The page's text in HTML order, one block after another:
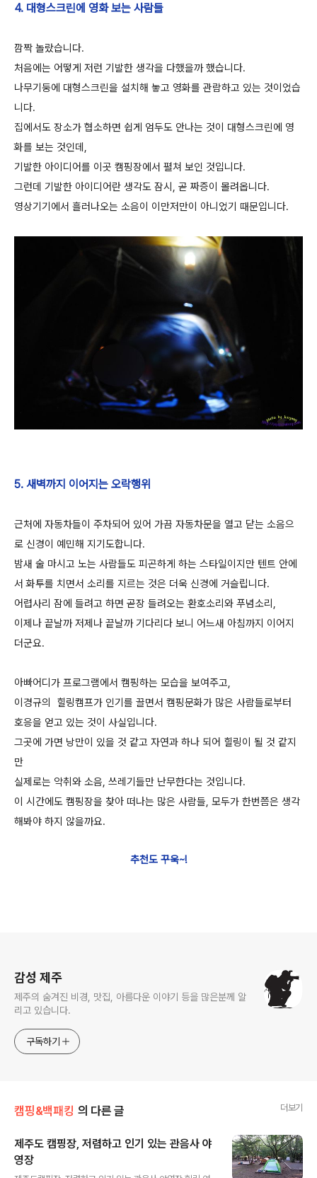
4. 대형스크린에 영화 보는 사람들
깜짝 놀랐습니다.
처음에는 어떻게 저런 기발한 생각을 다했을까 했습니다.
나무기둥에 대형스크린을 설치해 놓고 영화를 관람하고 있는 것이었습
니다.
집에서도 장소가 협소하면 쉽게 엄두도 안나는 것이 대형스크린에 영
화를 보는 것인데,
기발한 아이디어를 이곳 캠핑장에서 펼쳐 보인 것입니다.
그런데 기발한 아이디어란 생각도 잠시, 곧 짜증이 몰려옵니다.
영상기기에서 흘러나오는 소음이 이만저만이 아니었기 때문입니다.
5. 새벽까지 이어지는 오락행위
근처에 자동차들이 주차되어 있어 가끔 자동차문을 열고 닫는 소음으
로 신경이 예민해 지기도합니다.
밤새 술 마시고 노는 사람들도 피곤하게 하는 스타일이지만 텐트 안에
서 화투를 치면서 소리를 지르는 것은 더욱 신경에 거슬립니다.
어렵사리 잠에 들려고 하면 곧장 들려오는 환호소리와 푸념소리,
이제나 끝날까 저제나 끝날까 기다리다 보니 어느새 아침까지 이어지
더군요.
아빠어디가 프로그램에서 캠핑하는 모습을 보여주고,
이경규의 힐링캠프가 인기를 끌면서 캠핑문화가 많은 사람들로부터
호응을 얻고 있는 것이 사실입니다.
그곳에 가면 낭만이 있을 것 같고 자연과 하나 되어 힐링이 될 것 같지
만
실제로는 악취와 소음, 쓰레기들만 난무한다는 것입니다.
이 시간에도 캠핑장을 찾아 떠나는 많은 사람들, 모두가 한번쯤은 생각
해봐야 하지 않을까요.
추천도 꾸욱~!
감성 제주
제주의 숨겨진 비경, 맛집, 아름다운 이야기 등을 많은분께 알
리고 있습니다.
구독하기
캠핑&백패킹 의 다른 글 더보기
제주도 캠핑장, 저렴하고 인기 있는 관음사 야
영장